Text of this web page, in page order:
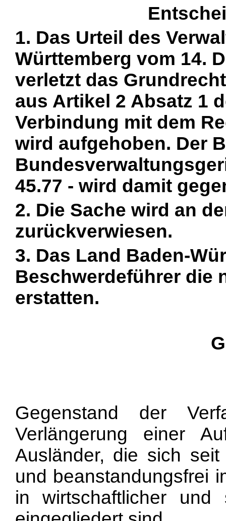
1. Das Urteil des
Württemberg vom 14.
verletzt das
aus Artikel 2 Absatz 1
Verbindung mit dem
wird aufgehoben. Der
45.77 - wird damit
2. Die Sache wird an
zurückverwiesen.
3. Das Land Baden-
Beschwerdeführer die
erstatten.
Gegenstand der
Verlängerung einer
Ausländer, die sich
und beanstandungsfrei
in wirtschaftlicher und